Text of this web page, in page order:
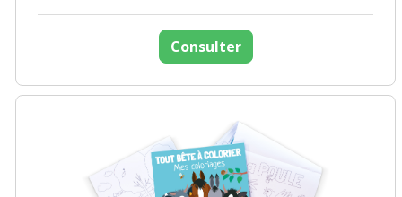
Consulter